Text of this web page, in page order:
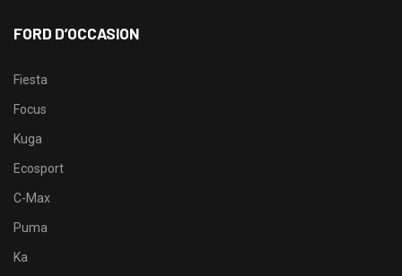
FORD D’OCCASION
Fiesta
Focus
Kuga
Ecosport
C-Max
Puma
Ka